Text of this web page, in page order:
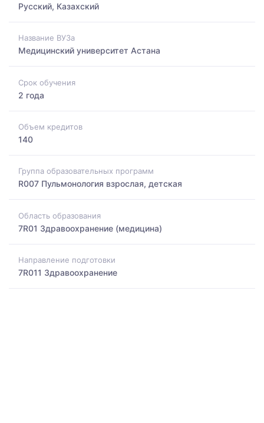
Русский, Казахский
Название ВУЗа
Медицинский университет Астана
Срок обучения
2 года
Объем кредитов
140
Группа образовательных программ
R007 Пульмонология взрослая, детская
Область образования
7R01 Здравоохранение (медицина)
Направление подготовки
7R011 Здравоохранение